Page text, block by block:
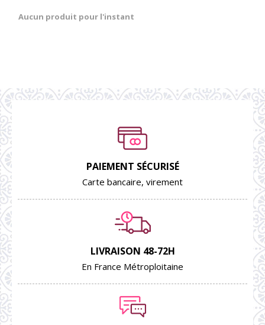
Aucun produit pour l'instant
PAIEMENT SÉCURISÉ
Carte bancaire, virement
LIVRAISON 48-72H
En France Métroploitaine